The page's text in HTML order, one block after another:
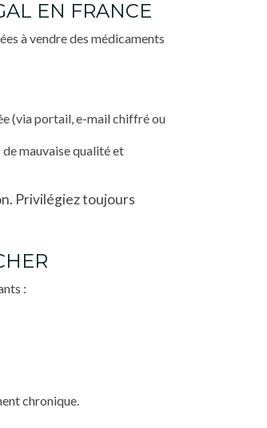
EN FRANCE
à vendre des médicaments
(via portail, e-mail chiffré ou
mauvaise qualité et
Privilégiez toujours
:
chronique.